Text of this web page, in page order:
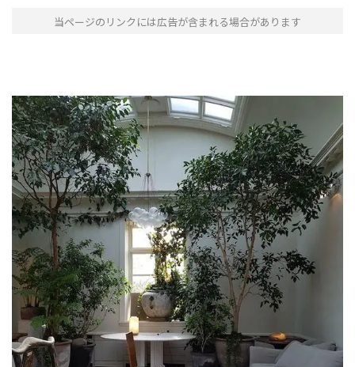
当ページのリンクには広告が含まれる場合があります